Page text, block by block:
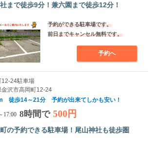
まで徒歩9分！兼六園まで徒歩12分！
予約ができる駐車場です。
前日までキャンセル無料です。
予約へ
12-24駐車場
金沢市高岡町12-24
徒歩14～21分 予約が出来てしかも安い！
17:00 8時間で 500円
の予約できる駐車場！尾山神社も徒歩圏